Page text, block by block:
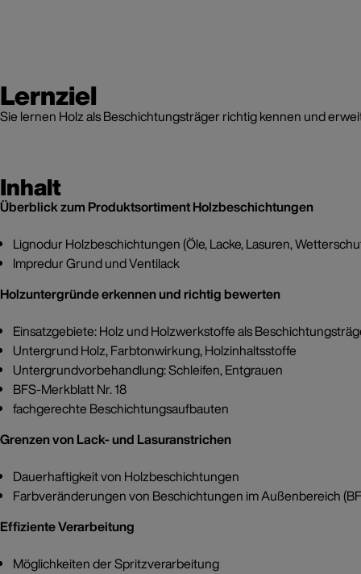
Lernziel
Sie lernen Holz als Beschichtungsträger richtig kennen und
Inhalt
Überblick zum Produktsortiment Holzbeschichtungen
Lignodur Holzbeschichtungen (Öle, Lacke, Lasuren,
Impredur Grund und Ventilack
Holzuntergründe erkennen und richtig bewerten
Einsatzgebiete: Holz und Holzwerkstoffe als
Untergrund Holz, Farbtonwirkung, Holzinhaltsstoffe
Untergrundvorbehandlung: Schleifen, Entgrauen
BFS-Merkblatt Nr. 18
fachgerechte Beschichtungsaufbauten
Grenzen von Lack- und Lasuranstrichen
Dauerhaftigkeit von Holzbeschichtungen
Farbveränderungen von Beschichtungen im Außenbereich
Effiziente Verarbeitung
Möglichkeiten der Spritzverarbeitung